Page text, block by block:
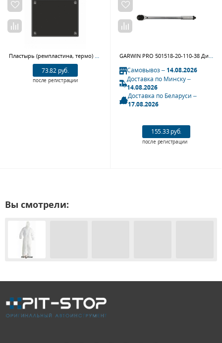
Пластырь (ремпластина, термо) Rossvik R.4/5.2T.1., 1 шт
73.82 руб.
после регистрации
GARWIN PRO 501518-20-110-38 Динамометрический ключ с приводным квадратом 3/8", 20-110 Нм
Самовывоз –14.08.2026
Доставка по Минску –
14.08.2026
Доставка по Беларуси –
17.08.2026
155.33 руб.
после регистрации
Вы смотрели: